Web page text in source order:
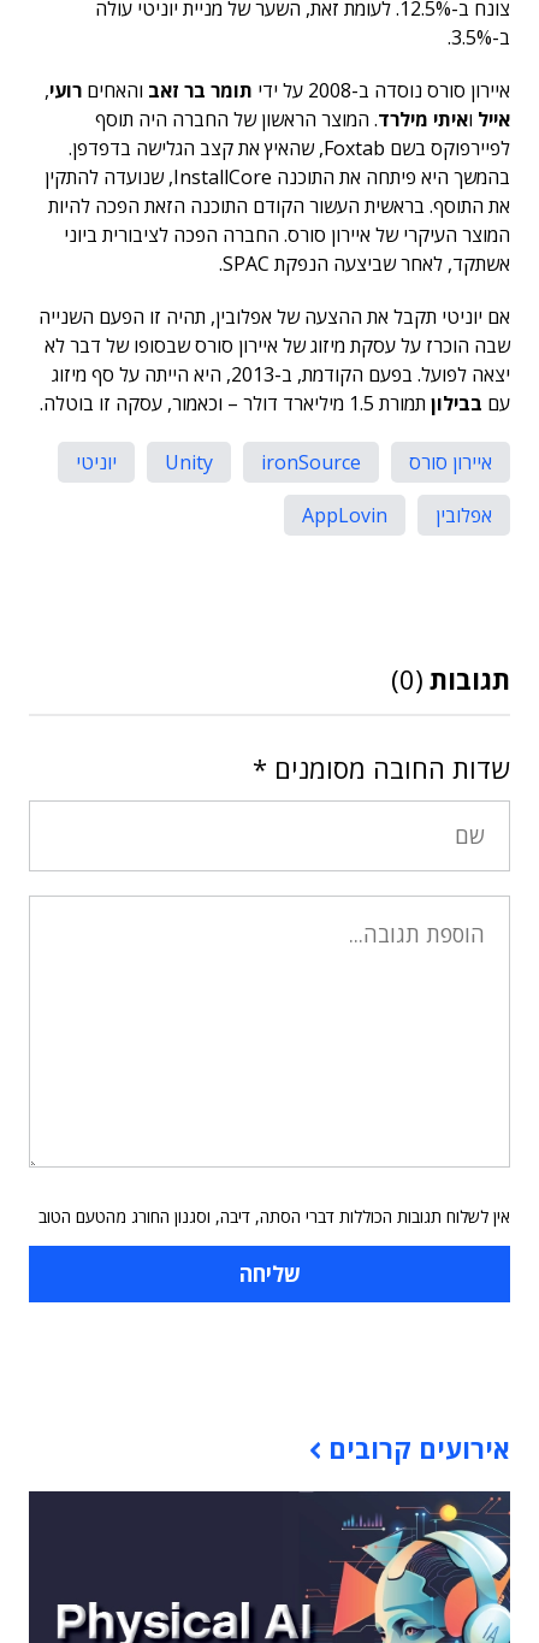
צונח ב-12.5%. לעומת זאת, השער של מניית יוניטי עולה
ב-3.5%.
איירון סורס נוסדה ב-2008 על ידי
תומר בר זאב והאחים רועי,
אייל ואיתי מילרד. המוצר הראשון של החברה היה תוסף
לפיירפוקס בשם Foxtab, שהאיץ את קצב הגלישה בדפדפן.
בהמשך היא פיתחה את התוכנה InstallCore, שנועדה להתקין
את התוסף. בראשית העשור הקודם התוכנה הזאת הפכה להיות
המוצר העיקרי של איירון סורס. החברה הפכה לציבורית ביוני
אשתקד, לאחר שביצעה הנפקת SPAC.
אם יוניטי תקבל את ההצעה של אפלובין, תהיה זו הפעם השנייה
שבה הוכרז על עסקת מיזוג של איירון סורס שבסופו של דבר לא
יצאה לפועל. בפעם הקודמת, ב-2013, היא הייתה על סף מיזוג
עם בבילון תמורת 1.5 מיליארד דולר – וכאמור, עסקה זו בוטלה.
איירון סורס ironSource
Unity
יוניטי
אפלובין
AppLovin
תגובות (0)
שדות החובה מסומנים *
אין לשלוח תגובות הכוללות דברי הסתה, דיבה, וסגנון החורג מהטעם הטוב
אירועים קרובים